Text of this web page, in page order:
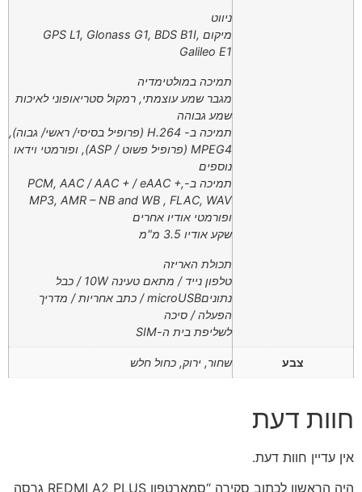
ניווט
מיקום GPS L1, Glonass G1, BDS B1I,
Galileo E1
תמיכה במולטימדיה
מגבר שמע עוצמתי, רמקול סטריאופוני לאיכות
שמע גבוהה
תמיכה ב- H.264 (פרופיל בסיסי/ ראשי/ גבוה),
MPEG4 (פרופיל פשוט / ASP), ופורמטי וידאו
נוספים
תמיכה ב-PCM, AAC / AAC + / eAAC +,
MP3, AMR – NB and WB , FLAC, WAV
ופורמטי אודיו אחרים
שקע אודיו 3.5 מ"מ
תכולת האריזה
טלפון נייד / מתאם טעינה 10W / כבל
נתוניםmicroUSB / כתב אחריות / מדריך
הפעלה / סיכה
לשליפת בית ה-SIM
צבע שחור, ירוק, כחול חלש
חוות דעת
אין עדיין חוות דעת.
היה הראשון לכתוב סקירה “סמארטפון REDMI A2 PLUS גרסה